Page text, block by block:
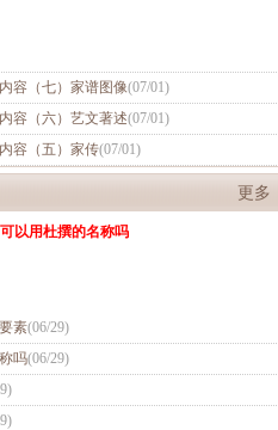
容（七）家谱图像(07/01)
容（六）艺文著述(07/01)
容（五）家传(07/01)
更多
以用杜撰的名称吗
素(06/29)
吗(06/29)
)
)